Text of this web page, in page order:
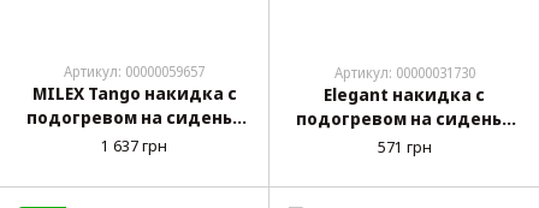
Артикул: 00000059657
MILEX Tango накидка с
подогревом на сиденье
100x50 см
1 637 грн
Артикул: 00000031730
Elegant накидка с
подогревом на сиденье
100x50 см черная (100 576)
571 грн